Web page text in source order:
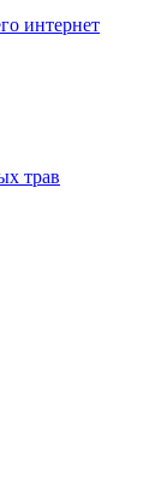
интернет
трав